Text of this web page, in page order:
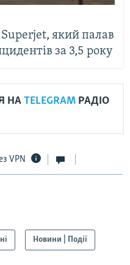
який палав
за 3,5 року
НА TELEGRAM РАДІО
VPN
Новини | Події